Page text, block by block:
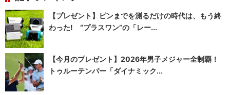
【プレゼント】ピンまでを測るだけの時代は、もう終
わった! “プラスワン”の「レー...
【今月のプレゼント】2026年男子メジャー全制覇！
トゥルーテンパー「ダイナミック...